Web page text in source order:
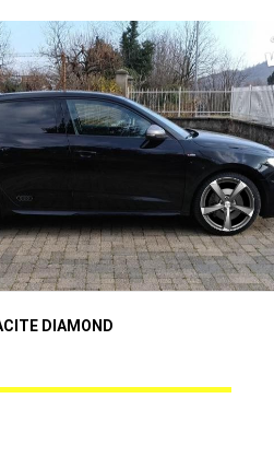
DIAMOND